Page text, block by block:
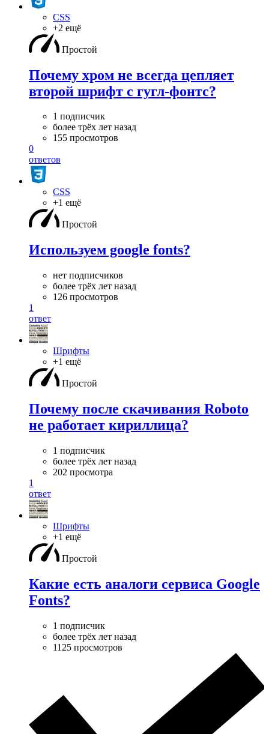
CSS
+2 ещё
Простой
Почему хром не всегда цепляет
второй шрифт с гугл-фонтс?
1 подписчик
более трёх лет назад
155 просмотров
0
ответов
CSS
+1 ещё
Простой
Используем google fonts?
нет подписчиков
более трёх лет назад
126 просмотров
1
ответ
Шрифты
+1 ещё
Простой
Почему после скачивания Roboto
не работает кириллица?
1 подписчик
более трёх лет назад
202 просмотра
1
ответ
Шрифты
+1 ещё
Простой
Какие есть аналоги сервиса Google
Fonts?
1 подписчик
более трёх лет назад
1125 просмотров